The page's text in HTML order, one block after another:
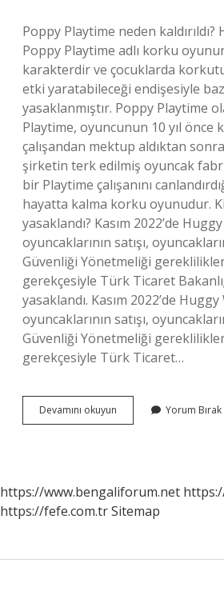
Poppy Playtime neden
Poppy Playtime adlı korku
karakterdir ve çocuklarda
etki yaratabileceği endişesiyle
yasaklanmıştır. Poppy Playtime
Playtime, oyuncunun 10 yıl önce
çalışandan mektup aldıktan
şirketin terk edilmiş oyuncak
bir Playtime çalışanını
hayatta kalma korku oyunudur.
yasaklandı? Kasım 2022’de
oyuncaklarının satışı,
Güvenliği Yönetmeliği
gerekçesiyle Türk Ticaret
yasaklandı. Kasım 2022’de
oyuncaklarının satışı,
Güvenliği Yönetmeliği
gerekçesiyle Türk Ticaret…
Devamını okuyun
Playtime
Yorum Bırak
https://www.bengaliforum.net
https://fefe.com.trSitemap